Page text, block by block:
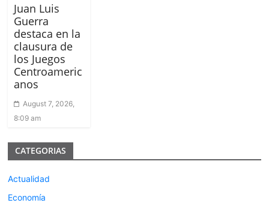
Juan Luis
Guerra
destaca en la
clausura de
los Juegos
Centroameric
anos
August 7, 2026,
8:09 am
CATEGORIAS
Actualidad
Economía